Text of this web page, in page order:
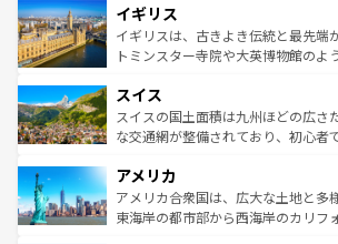
いる。シャンパンの発祥地であるラ
香り高いラベンダー畑など、多彩な
らに、パリ以外の地域にも魅力が溢
れる地方に足を運ぶとそれぞれで全
きるだろう。 なお、新着のフラ
を参照してほしい。
顔を持つこの国は、どこを歩いても
ルリンの文化的活気、バイエルン州
してライン川沿いのワイン畑といっ
は、お酒好きな人にはぜひ体験してほしい。 な
ドイツ情報はコンテンツ一覧を参照
イギリス
イギリスは、古きよき伝統と最先端
トミンスター寺院や大英博物館のよ
リアごとに異なる魅力がある。また
ティー、ビール好きにはたまらない
戦など、本場だからこそできる体験
ンツ一覧を参照してほしい。
スイス
スイスの国土面積は九州ほどの広さ
な交通網が整備されており、初心者
の建物がそのまま残る町や、スイス
博物館もあり、アルプス観光だけで
ことができる。国民の所得が高いた
アメリカ
アメリカ合衆国は、広大な土地と多
東海岸の都市部から西海岸のカリフ